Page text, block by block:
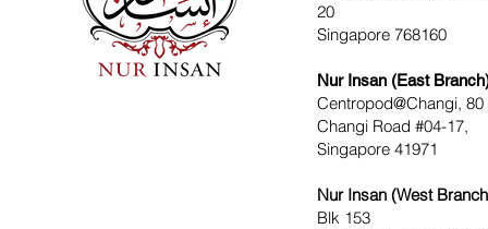
20
Singapore 768160
Nur Insan (East
Centropod@Changi, 80
Changi Road #04-17,
Singapore 41971
Nur Insan (West
Blk 153